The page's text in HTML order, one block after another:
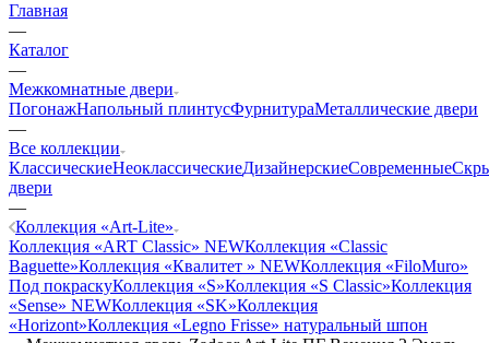
Главная
—
Каталог
—
Межкомнатные двери
ПогонажНапольный плинтусФурнитураМеталлические двери
—
Все коллекции
КлассическиеНеоклассическиеДизайнерскиеСовременные
двери
—
Коллекция «Art-Lite»
Коллекция «ART Classic» NEWКоллекция «Classic
Baguette»Коллекция «Квалитет » NEWКоллекция «FiloMuro»
Под покраскуКоллекция «S»Коллекция «S Classic»Коллекция
«Sense» NEWКоллекция «SK»Коллекция
«Horizont»Коллекция «Legno Frisse» натуральный шпон